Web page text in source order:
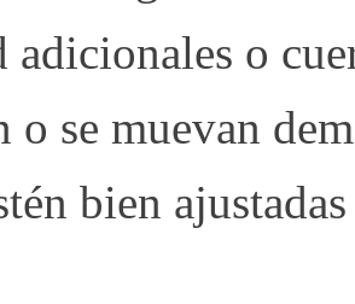
adicionales o
o se muevan
bien